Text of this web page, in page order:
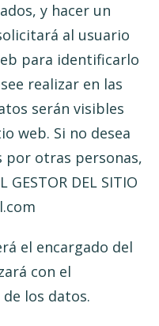
y hacer un
al usuario
para identificarlo
realizar en las
serán visibles
web. Si no desea
por otras personas,
DEL SITIO
el encargado del
con el
los datos.